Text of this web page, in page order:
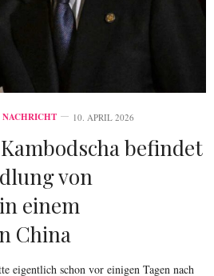
NACHRICHT 10. APRIL 2026
befindet
von
einem
China
eigentlich schon vor einigen Tagen nach